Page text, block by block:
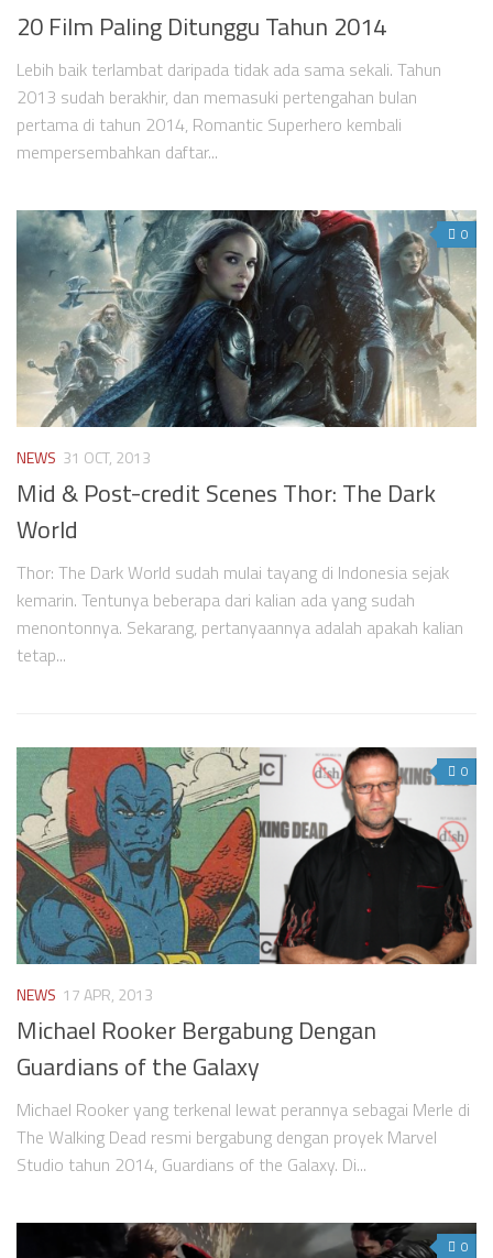
20 Film Paling Ditunggu Tahun 2014
Lebih baik terlambat daripada tidak ada sama sekali. Tahun
2013 sudah berakhir, dan memasuki pertengahan bulan
pertama di tahun 2014, Romantic Superhero kembali
mempersembahkan daftar...
0
NEWS 31 OCT, 2013
Mid & Post-credit Scenes Thor: The Dark
World
Thor: The Dark World sudah mulai tayang di Indonesia sejak
kemarin. Tentunya beberapa dari kalian ada yang sudah
menontonnya. Sekarang, pertanyaannya adalah apakah kalian
tetap...
0
NEWS 17 APR, 2013
Michael Rooker Bergabung Dengan
Guardians of the Galaxy
Michael Rooker yang terkenal lewat perannya sebagai Merle di
The Walking Dead resmi bergabung dengan proyek Marvel
Studio tahun 2014, Guardians of the Galaxy. Di...
0